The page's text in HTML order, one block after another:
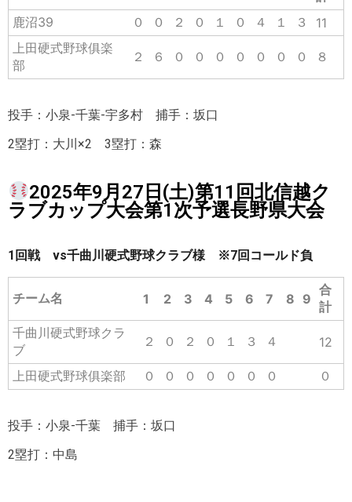
鹿沼39
０ ０ ２ ０ １ ０ ４ １ ３
11
上田硬式野球俱楽
部
２ ６ ０ ０ ０ ０ ０ ０ ０ ８
投手：小泉-千葉-宇多村 捕手：坂口
2塁打：大川×2 3塁打：森
2025年9月27日(土)第11回北信越ク
ラブカップ大会第1次予選長野県大会
1回戦 vs千曲川硬式野球クラブ様 ※7回コールド負
チーム名 1 2 3 4 5 6 7 8 9
合
計
千曲川硬式野球クラ
ブ
２ ０ ２ ０ １ ３ ４ 12
上田硬式野球俱楽部 ０ ０ ０ ０ ０ ０ ０ ０
投手：小泉-千葉 捕手：坂口
2塁打：中島